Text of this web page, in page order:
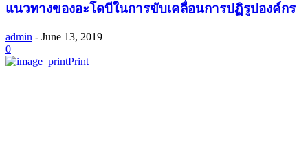
แนวทางของอะโดบีในการขับเคลื่อนการปฏิรูปองค์กร
admin - June 13, 2019
0
Print